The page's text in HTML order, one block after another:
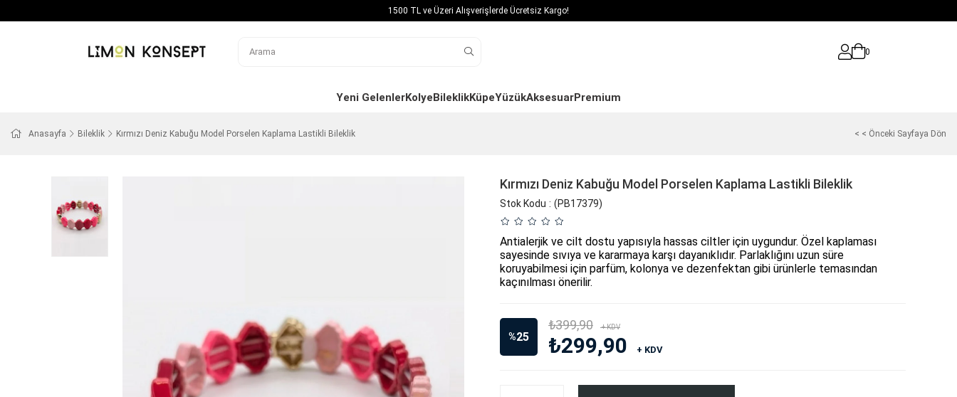
1500 TL ve Üzeri Alışverişlerde Ücretsiz Kargo!
0
Yeni GelenlerKolyeBileklikKüpeYüzükAksesuarPremium
Anasayfa Bileklik Kırmızı Deniz Kabuğu Model Porselen Kaplama Lastikli Bileklik < < Önceki Sayfaya Dön
Kırmızı Deniz Kabuğu Model Porselen Kaplama Lastikli Bileklik
Stok Kodu (PB17379)
Antialerjik ve cilt dostu yapısıyla hassas ciltler için uygundur. Özel kaplaması
sayesinde sıvıya ve kararmaya karşı dayanıklıdır. Parlaklığını uzun süre
koruyabilmesi için parfüm, kolonya ve dezenfektan gibi ürünlerle temasından
kaçınılması önerilir.
%25
₺399,90 + KDV
₺299,90 + KDV